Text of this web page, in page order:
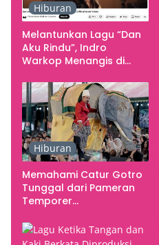
Hiburan
Melantunkan Lagu “Dan
Aku Rindu”, Indro
Warkop Menangis di
Hiburan
Memahami Catur Gotro
Tunggal dari Pameran
Temporer